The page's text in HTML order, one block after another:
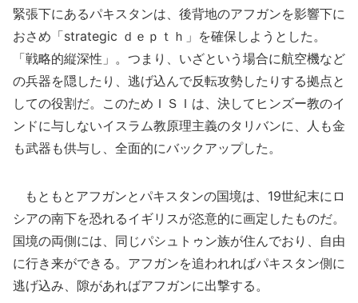
緊張下にあるパキスタンは、後背地のアフガンを影響下に
おさめ「strategic ｄｅｐｔｈ」を確保しようとした。
「戦略的縦深性」。つまり、いざという場合に航空機など
の兵器を隠したり、逃げ込んで反転攻勢したりする拠点と
しての役割だ。このためＩＳＩは、決してヒンズー教のイ
ンドに与しないイスラム教原理主義のタリバンに、人も金
も武器も供与し、全面的にバックアップした。
もともとアフガンとパキスタンの国境は、19世紀末にロ
シアの南下を恐れるイギリスが恣意的に画定したものだ。
国境の両側には、同じパシュトゥン族が住んでおり、自由
に行き来ができる。アフガンを追われればパキスタン側に
逃げ込み、隙があればアフガンに出撃する。